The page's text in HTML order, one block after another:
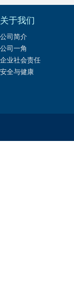
关于我们
公司简介
公司一角
企业社会责任
安全与健康